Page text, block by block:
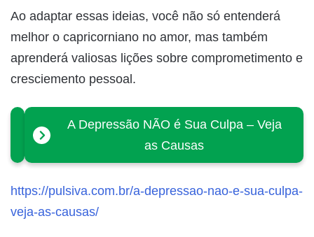
Ao adaptar essas ideias, você não só entenderá
melhor o capricorniano no amor, mas também
aprenderá valiosas lições sobre comprometimento e
cresciemento pessoal.
A Depressão NÃO é Sua Culpa – Veja
as Causas
https://pulsiva.com.br/a-depressao-nao-e-sua-culpa-
veja-as-causas/